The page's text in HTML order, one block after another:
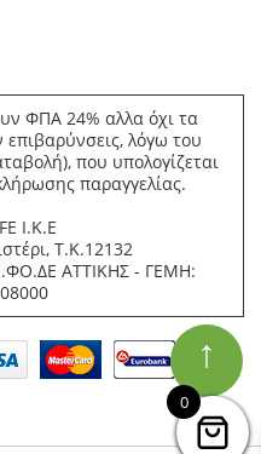
ΦΠΑ 24% αλλα όχι τα
επιβαρύνσεις, λόγω του
που υπολογίζεται
παραγγελίας.
Ι.Κ.Ε
Τ.Κ.12132
ΑΤΤΙΚΗΣ - ΓΕΜΗ:
↑
0